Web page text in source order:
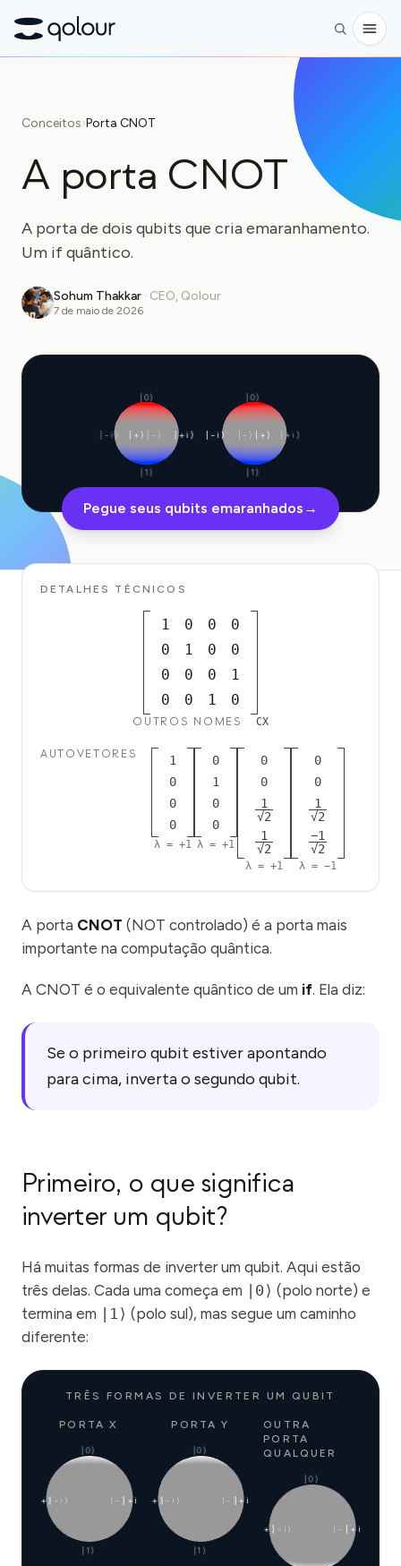
PARA
Educadores
Organizações
CIÊNCIA
Estudo de caso em educação
Estudo de caso em divulgação
QCaMP Quantum Fundamentals Workshop
Undergraduate Quantum Education
Whitepaper técnico
Computadores quânticos
Segurança quântica
SOBRE
Nossa história
Nossa missão
Conceitos›Porta CNOT
A porta CNOT
A porta de dois qubits que cria emaranhamento.
Um if quântico.
Sohum Thakkar · CEO, Qolour
7 de maio de 2026
|+⟩ |−⟩ |+i⟩
|−i⟩
|0⟩
|1⟩
|+⟩
|−⟩ |+i⟩
|−i⟩
|0⟩
|1⟩
Pegue seus qubits emaranhados →
DETALHES TÉCNICOS
1 0 0
0
0
1 0
0
0
0 0
1
0
0 1 0
OUTROS NOMES CX
AUTOVETORES
1
0
0
0
λ =+1
0
1
0
0
λ =+1
0
0
1
√2
1
√2
λ =+1
0
0
1
√2
−1
√2
λ =−1
A porta CNOT (NOT controlado) é a porta mais
importante na computação quântica.
A CNOT é o equivalente quântico de um if. Ela diz:
Se o primeiro qubit estiver apontando
para cima, inverta o segundo qubit.
Primeiro, o que significa
inverter um qubit?
Há muitas formas de inverter um qubit. Aqui estão
três delas. Cada uma começa em
|0⟩ (polo norte) e
termina em
|1⟩ (polo sul), mas segue um caminho
diferente:
TRÊS FORMAS DE INVERTER UM QUBIT
PORTA X
|+⟩ |−⟩|+i⟩
|−i⟩
|0⟩
|1⟩
PORTA Y
|+⟩ |−⟩|+i⟩
|−i⟩
|0⟩
|1⟩
OUTRA
PORTA
QUALQUER
|+⟩ |−⟩|+i⟩
|−i⟩
|0⟩